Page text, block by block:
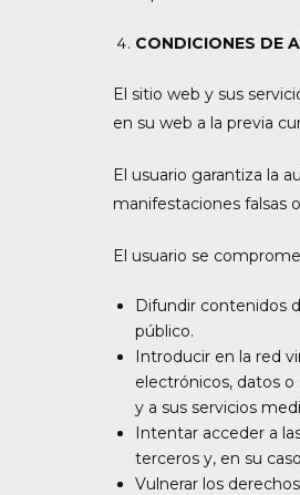
CONDICIONES DE
El sitio web y sus
en su web a la previa
El usuario garantiza la
manifestaciones falsas
El usuario se
Difundir contenidos
público.
Introducir en la red
electrónicos, datos o
y a sus servicios
Intentar acceder a
terceros y, en su
Vulnerar los